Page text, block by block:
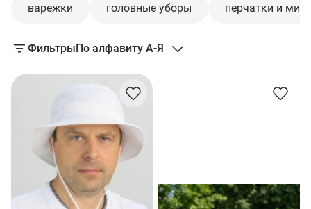
варежки головные уборы перчатки и
ФильтрыПо алфавиту А-Я